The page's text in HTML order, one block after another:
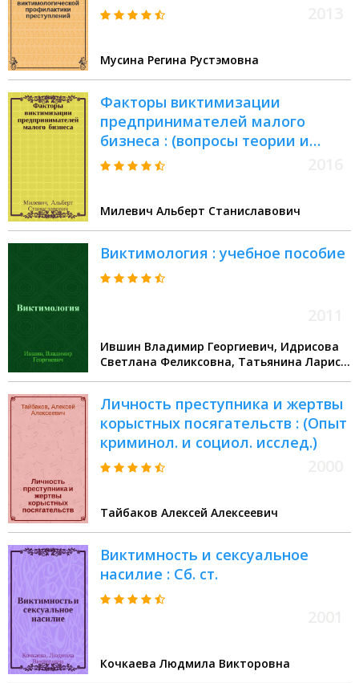
Мусина Регина Рустэмовна
Факторы виктимизации
предпринимателей малого
бизнеса : (вопросы теории и
результаты исследования) :
Милевич Альберт Станиславович
Виктимология : учебное пособие
Ившин Владимир Георгиевич, Идрисова
Светлана Феликсовна, Татьянина Лариса
Личность преступника и жертвы
корыстных посягательств : (Опыт
криминол. и социол. исслед.)
Тайбаков Алексей Алексеевич
Виктимность и сексуальное
насилие : Сб. ст.
Кочкаева Людмила Викторовна